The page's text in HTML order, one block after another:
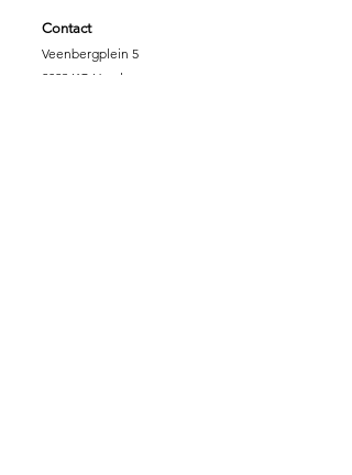
Contact
Veenbergplein 5
2023 KG Haarlem